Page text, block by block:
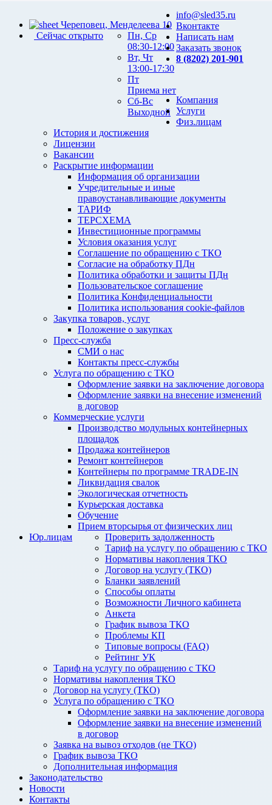
Череповец, Менделеева 10
Сейчас открыто
Пн, Ср
08:30-12:00
Вт, Чт
13:00-17:30
Пт
Приема нет
Сб-Вс
Выходной
info@sled35.ru
Вконтакте
Написать нам
Заказать звонок
8 (8202) 201-901
Компания
История и достижения
Лицензии
Вакансии
Раскрытие информации
Информация об организации
Учредительные и иные
правоустанавливающие документы
ТАРИФ
ТЕРСХЕМА
Инвестиционные программы
Условия оказания услуг
Соглашение по обращению с ТКО
Согласие на обработку ПДн
Политика обработки и защиты ПДн
Пользовательское соглашение
Политика Конфиденциальности
Политика использования cookie-файлов
Закупка товаров, услуг
Положение о закупках
Пресс-служба
СМИ о нас
Контакты пресс-службы
Услуги
Услуга по обращению с ТКО
Оформление заявки на заключение договора
Оформление заявки на внесение изменений
в договор
Коммерческие услуги
Производство модульных контейнерных
площадок
Продажа контейнеров
Ремонт контейнеров
Контейнеры по программе TRADE-IN
Ликвидация свалок
Экологическая отчетность
Курьерская доставка
Обучение
Прием вторсырья от физических лиц
Физ.лицам
Проверить задолженность
Тариф на услугу по обращению с ТКО
Нормативы накопления ТКО
Договор на услугу (ТКО)
Бланки заявлений
Способы оплаты
Возможности Личного кабинета
Анкета
График вывоза ТКО
Проблемы КП
Типовые вопросы (FAQ)
Рейтинг УК
Юр.лицам
Тариф на услугу по обращению с ТКО
Нормативы накопления ТКО
Договор на услугу (ТКО)
Услуга по обращению с ТКО
Оформление заявки на заключение договора
Оформление заявки на внесение изменений
в договор
Заявка на вывоз отходов (не ТКО)
График вывоза ТКО
Дополнительная информация
Законодательство
Новости
Контакты